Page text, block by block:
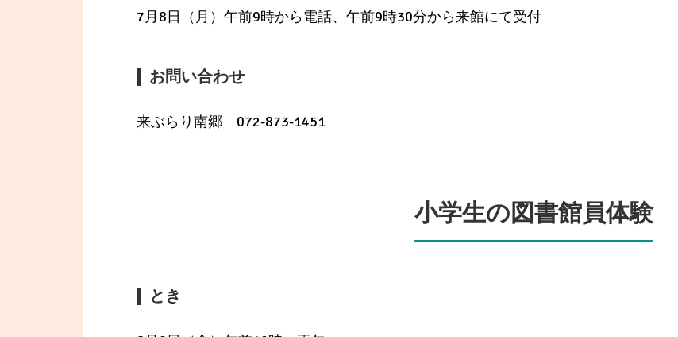
7月8日（月）午前9時から電話、午前9時30分から来館にて受付
お問い合わせ
来ぶらり南郷 072-873-1451
小学生の図書館員体験
とき